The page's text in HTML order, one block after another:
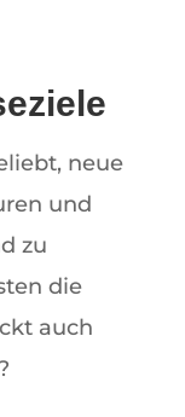
neue
und
zu
die
auch